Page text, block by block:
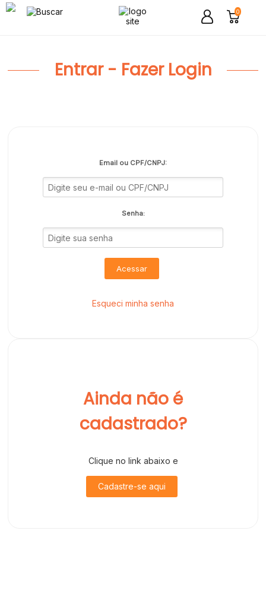
0
Entrar - Fazer Login
Email ou CPF/CNPJ:
Senha:
Acessar
Esqueci minha senha
Ainda não é
cadastrado?
Clique no link abaixo e
Cadastre-se aqui